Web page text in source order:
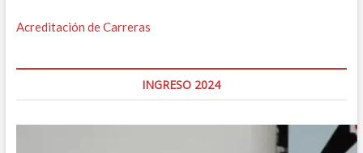
Acreditación de Carreras
INGRESO 2024